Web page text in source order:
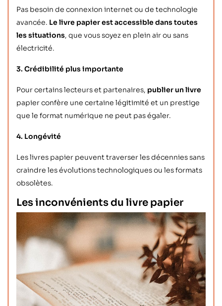
Pas besoin de connexion internet ou de technologie
avancée. Le livre papier est accessible dans toutes
les situations, que vous soyez en plein air ou sans
électricité.
3. Crédibilité plus importante
Pour certains lecteurs et partenaires, publier un livre
papier confère une certaine légitimité et un prestige
que le format numérique ne peut pas égaler.
4. Longévité
Les livres papier peuvent traverser les décennies sans
craindre les évolutions technologiques ou les formats
obsolètes.
Les inconvénients du livre papier